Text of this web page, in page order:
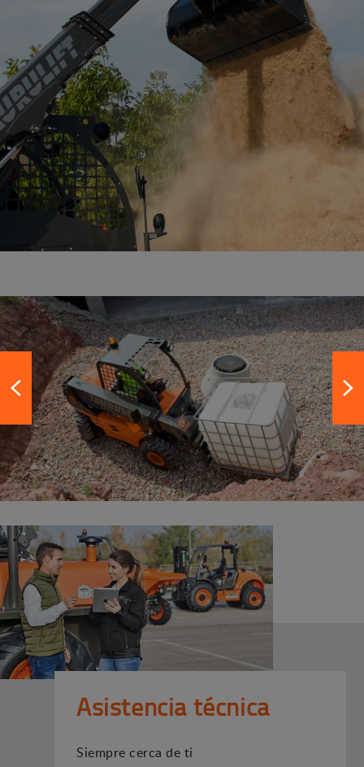
Asistencia técnica
Siempre cerca de ti